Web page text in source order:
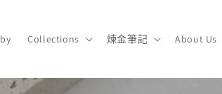
Collections 煉金筆記 About Us